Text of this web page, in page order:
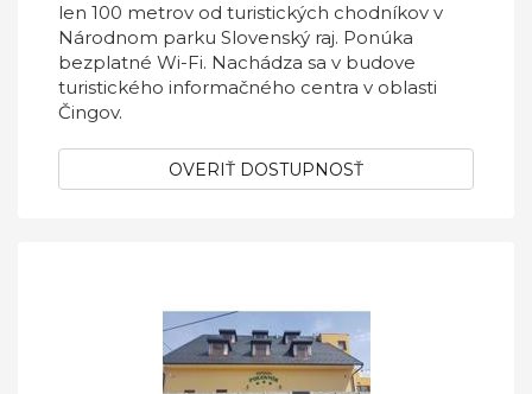
len 100 metrov od turistických chodníkov v
Národnom parku Slovenský raj. Ponúka
bezplatné Wi-Fi. Nachádza sa v budove
turistického informačného centra v oblasti
Čingov.
OVERIŤ DOSTUPNOSŤ